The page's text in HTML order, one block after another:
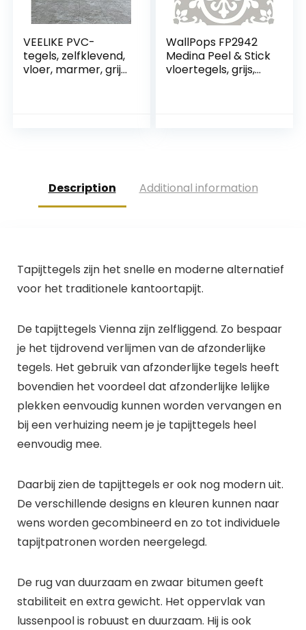
VEELIKE PVC-
tegels, zelfklevend,
vloer, marmer, grijs,
WallPops FP2942
Medina Peel & Stick
vloertegels, grijs,
Description Additional information
Tapijttegels zijn het snelle en moderne alternatief
voor het traditionele kantoortapijt.
De tapijttegels Vienna zijn zelfliggend. Zo bespaar
je het tijdrovend verlijmen van de afzonderlijke
tegels. Het gebruik van afzonderlijke tegels heeft
bovendien het voordeel dat afzonderlijke lelijke
plekken eenvoudig kunnen worden vervangen en
bij een verhuizing neem je je tapijttegels heel
eenvoudig mee.
Daarbij zien de tapijttegels er ook nog modern uit.
De verschillende designs en kleuren kunnen naar
wens worden gecombineerd en zo tot individuele
tapijtpatronen worden neergelegd.
De rug van duurzaam en zwaar bitumen geeft
stabiliteit en extra gewicht. Het oppervlak van
lussenpool is robuust en duurzaam. Hij is ook